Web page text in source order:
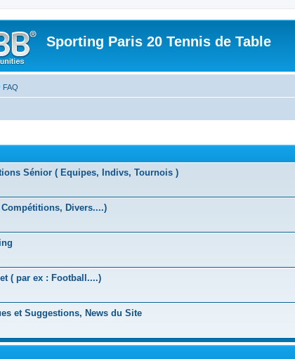
Sporting Paris 20 Tennis de Table
FAQ
Sénior ( Equipes, Indivs, Tournois )
Divers....)
( par ex : Football....)
et Suggestions, News du Site